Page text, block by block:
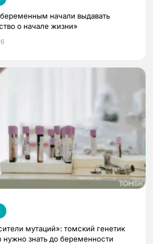
начали выдавать
о начале жизни»
мутаций»: томский генетик
знать до беременности